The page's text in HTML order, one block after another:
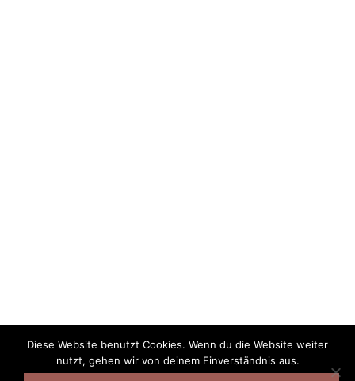
Diese Website benutzt Cookies. Wenn du die Website weiter
nutzt, gehen wir von deinem Einverständnis aus.